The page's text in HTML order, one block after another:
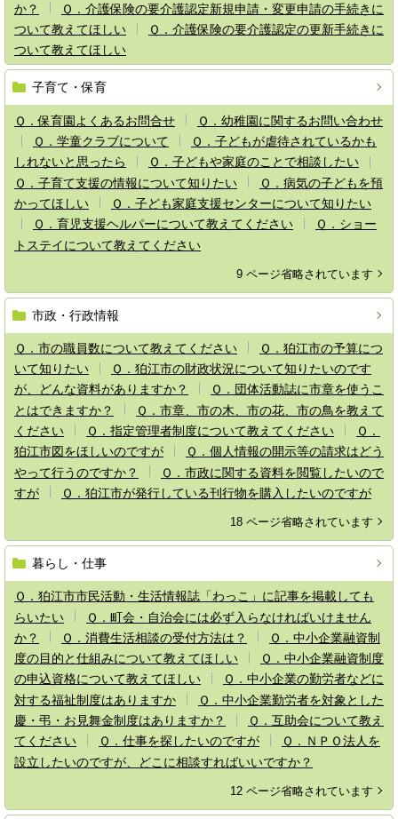
か？
Ｑ．介護保険の要介護認定新規申請・変更申請の手続きに
ついて教えてほしい
Ｑ．介護保険の要介護認定の更新手続きに
ついて教えてほしい
子育て・保育
Ｑ．保育園よくあるお問合せ
Ｑ．幼稚園に関するお問い合わせ
Ｑ．学童クラブについて
Ｑ．子どもが虐待されているかも
しれないと思ったら
Ｑ．子どもや家庭のことで相談したい
Ｑ．子育て支援の情報について知りたい
Ｑ．病気の子どもを預
かってほしい
Ｑ．子ども家庭支援センターについて知りたい
Ｑ．育児支援ヘルパーについて教えてください
Ｑ．ショー
トステイについて教えてください
9 ページ省略されています
市政・行政情報
Ｑ．市の職員数について教えてください
Ｑ．狛江市の予算につ
いて知りたい
Ｑ．狛江市の財政状況について知りたいのです
が、どんな資料がありますか？
Ｑ．団体活動誌に市章を使うこ
とはできますか？
Ｑ．市章、市の木、市の花、市の鳥を教えて
ください
Ｑ．指定管理者制度について教えてください
Ｑ．
狛江市図をほしいのですが
Ｑ．個人情報の開示等の請求はどう
やって行うのですか？
Ｑ．市政に関する資料を閲覧したいので
すが
Ｑ．狛江市が発行している刊行物を購入したいのですが
18 ページ省略されています
暮らし・仕事
Ｑ．狛江市市民活動・生活情報誌「わっこ」に記事を掲載しても
らいたい
Ｑ．町会・自治会には必ず入らなければいけません
か？
Ｑ．消費生活相談の受付方法は？
Ｑ．中小企業融資制
度の目的と仕組みについて教えてほしい
Ｑ．中小企業融資制度
の申込資格について教えてほしい
Ｑ．中小企業の勤労者などに
対する福祉制度はありますか
Ｑ．中小企業勤労者を対象とした
慶・弔・お見舞金制度はありますか？
Ｑ．互助会について教え
てください
Ｑ．仕事を探したいのですが
Ｑ．ＮＰＯ法人を
設立したいのですが、どこに相談すればいいですか？
12 ページ省略されています